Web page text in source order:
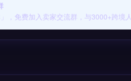
，免费加入卖家交流群，与3000+跨境